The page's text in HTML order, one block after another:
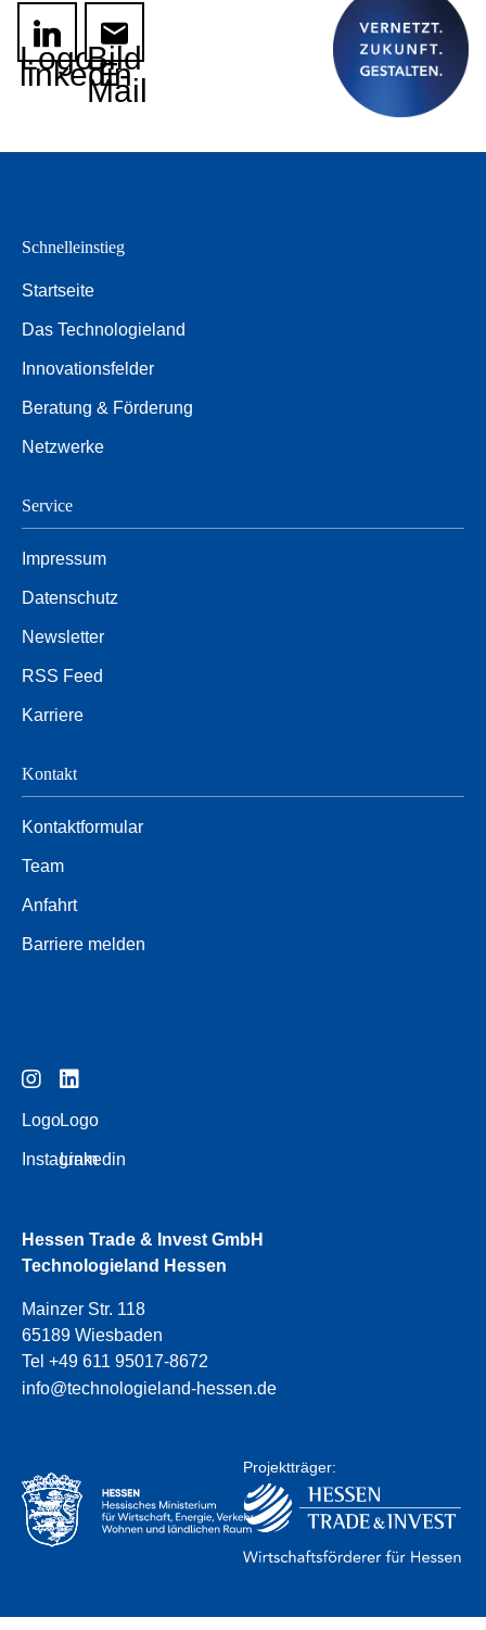
Logo
linkedin
Bild
E-
Mail
Schnelleinstieg
Startseite
Das Technologieland
Innovationsfelder
Beratung & Förderung
Netzwerke
Service
Impressum
Datenschutz
Newsletter
RSS Feed
Karriere
Kontakt
Kontaktformular
Team
Anfahrt
Barriere melden
Logo
Instagram
Logo
Linkedin
Hessen Trade & Invest GmbH
Technologieland Hessen
Mainzer Str. 118
65189 Wiesbaden
Tel +49 611 95017-8672
info@technologieland-hessen.de
Projektträger: